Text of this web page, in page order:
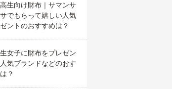
生向け財布｜サマンサ
でもらって嬉しい人気
ントのおすすめは？
女子に財布をプレゼン
人気ブランドなどのおす
？